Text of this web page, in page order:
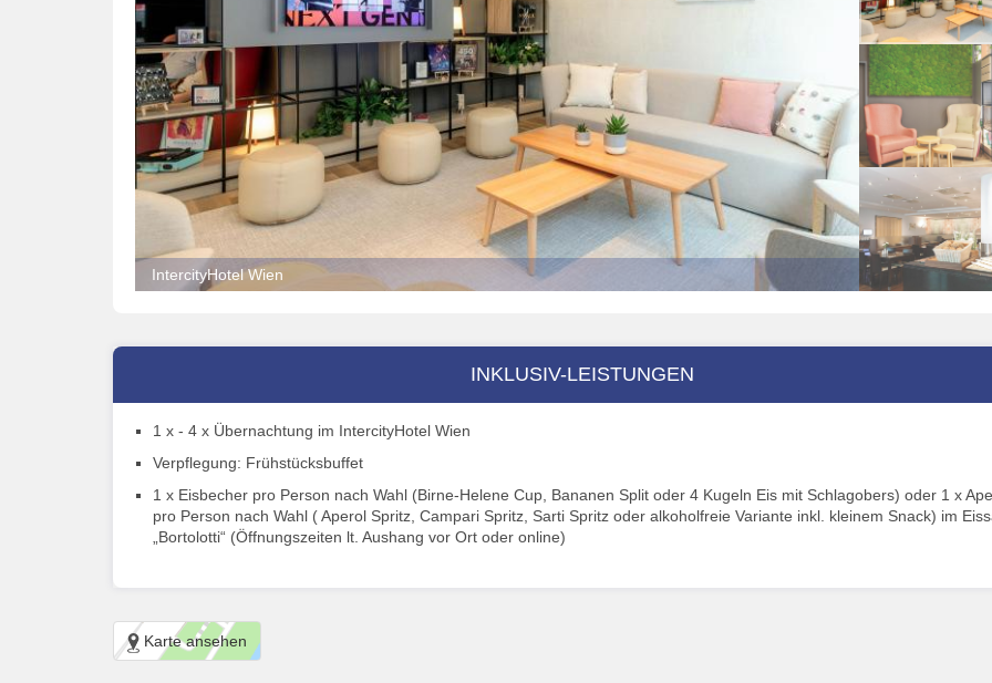
IntercityHotel Wien
INKLUSIV-LEISTUNGEN
1 x - 4 x Übernachtung im IntercityHotel Wien
Verpflegung: Frühstücksbuffet
1 x Eisbecher pro Person nach Wahl (Birne-Helene Cup, Bananen Split oder 4 Kugeln Eis mit Schlagobers) oder 1 x
pro Person nach Wahl ( Aperol Spritz, Campari Spritz, Sarti Spritz oder alkoholfreie Variante inkl. kleinem Snack) im
„Bortolotti“ (Öffnungszeiten lt. Aushang vor Ort oder online)
Karte ansehen